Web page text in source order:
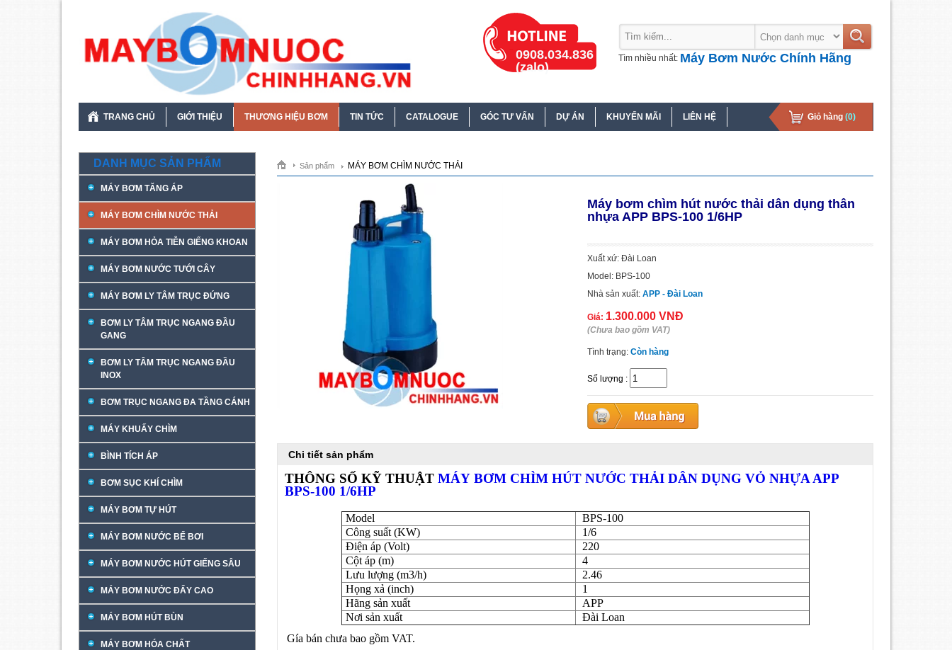
Tìm nhiều nhất: Máy Bơm Nước Chính Hãng
0908.034.836
(zalo)
TRANG CHỦ GIỚI THIỆU THƯƠNG HIỆU BƠM TIN TỨC CATALOGUE GÓC TƯ VẤN DỰ ÁN KHUYẾN MÃI LIÊN HỆ Giỏ hàng (0)
DANH MỤC SẢN PHẨM
MÁY BƠM TĂNG ÁP
MÁY BƠM CHÌM NƯỚC THẢI
MÁY BƠM HỎA TIỄN GIẾNG KHOAN
MÁY BƠM NƯỚC TƯỚI CÂY
MÁY BƠM LY TÂM TRỤC ĐỨNG
BƠM LY TÂM TRỤC NGANG ĐẦU
GANG
BƠM LY TÂM TRỤC NGANG ĐẦU
INOX
BƠM TRỤC NGANG ĐA TẦNG CÁNH
MÁY KHUẤY CHÌM
BÌNH TÍCH ÁP
BƠM SỤC KHÍ CHÌM
MÁY BƠM TỰ HÚT
MÁY BƠM NƯỚC BỂ BƠI
MÁY BƠM NƯỚC HÚT GIẾNG SÂU
MÁY BƠM NƯỚC ĐẨY CAO
MÁY BƠM HÚT BÙN
MÁY BƠM HÓA CHẤT
Sản phẩm MÁY BƠM CHÌM NƯỚC THẢI
Máy bơm chìm hút nước thải dân dụng thân
nhựa APP BPS-100 1/6HP
Xuất xứ: Đài Loan
Model: BPS-100
Nhà sản xuất: APP - Đài Loan
Giá: 1.300.000 VNĐ
(Chưa bao gồm VAT)
Tình trạng: Còn hàng
Số lượng :
Chi tiết sản phẩm
THÔNG SỐ KỸ THUẬT MÁY BƠM CHÌM HÚT NƯỚC THẢI DÂN DỤNG VỎ NHỰA APP
BPS-100 1/6HP
Model
BPS-100
Công suất (KW)
1/6
Điện áp (Volt)
220
Cột áp (m)
4
Lưu lượng (m3/h)
2.46
Họng xả (inch)
1
Hãng sản xuất
APP
Nơi sản xuất
Đài Loan
Gía bán chưa bao gồm VAT.